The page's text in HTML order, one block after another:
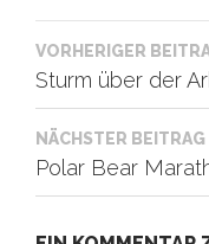
VORHERIGER
Sturm über der
NÄCHSTER BEITRAG
Polar Bear